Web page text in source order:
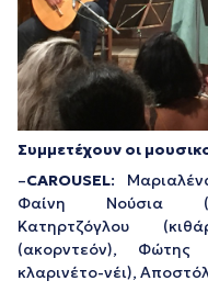
Συμμετέχουν οι
–CAROUSEL:
Φαίνη Νούσια
Κατηρτζόγλου
(ακορντεόν), Φώτης
κλαρινέτο-νέι),